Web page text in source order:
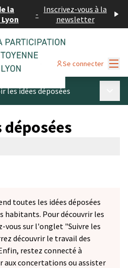
la
- Inscrivez-vous à la
newsletter
Se connecter
les idées déposées
déposées
toutes les idées déposées
habitants. Pour découvrir les
vous sur l'onglet "Suivre les
découvrir le travail des
restez connecté à
aux concertations ou assister